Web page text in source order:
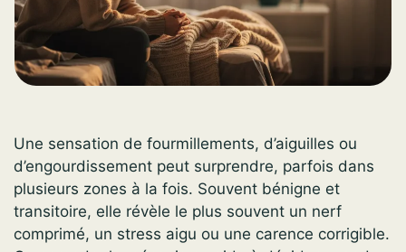
Une sensation de fourmillements, d’aiguilles ou
d’engourdissement peut surprendre, parfois dans
plusieurs zones à la fois. Souvent bénigne et
transitoire, elle révèle le plus souvent un nerf
comprimé, un stress aigu ou une carence corrigible.